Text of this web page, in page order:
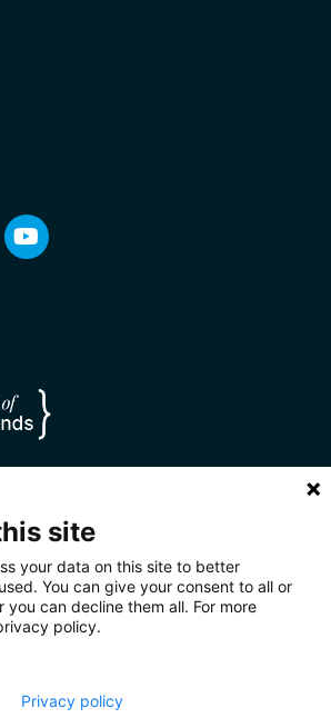
site
your data on this site to better
You can give your consent to all or
you can decline them all. For more
policy.
Privacy policy